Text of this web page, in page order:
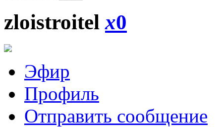
zloistroitelx0
Эфир
Профиль
Отправить сообщение